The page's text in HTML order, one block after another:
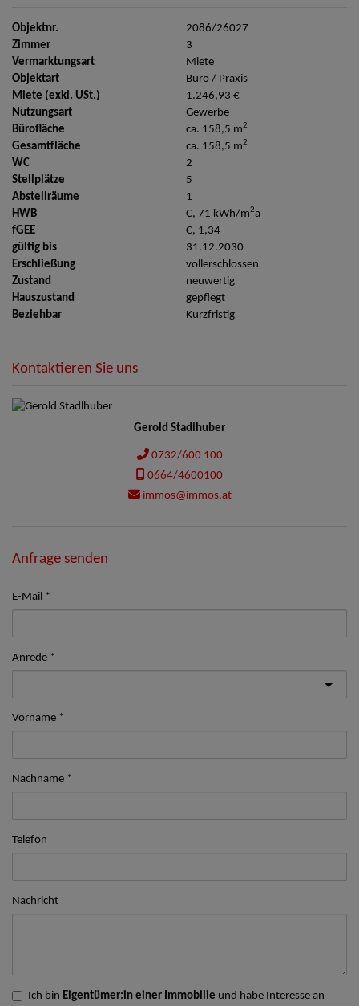
Objektnr.
2086/26027
Zimmer
3
Vermarktungsart
Miete
Objektart
Büro / Praxis
Miete (exkl. USt.)
1.246,93 €
Nutzungsart
Gewerbe
Bürofläche
ca. 158,5 m2
Gesamtfläche ca. 158,5 m2
WC
2
Stellplätze
5
Abstellräume
1
HWB
C, 71 kWh/m2a
fGEE
C, 1,34
gültig bis
31.12.2030
Erschließung
vollerschlossen
Zustand
neuwertig
Hauszustand
gepflegt
Beziehbar
Kurzfristig
Kontaktieren Sie uns
Gerold Stadlhuber
0732/600 100
0664/4600100
immos@immos.at
Anfrage senden
E-Mail
Anrede
Vorname
Nachname
Telefon
Nachricht
Ich bin Eigentümer:in einer Immobilie und habe Interesse an